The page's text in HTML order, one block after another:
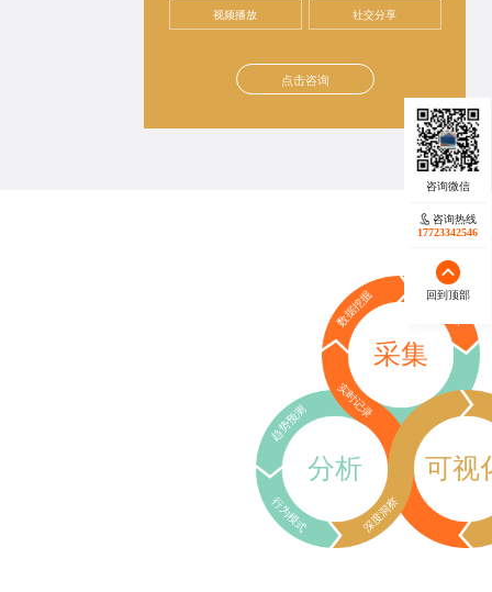
视频播放 社交分享
点击咨询
采集
数据挖掘 行为追踪
实时记录
分析
趋势预测
行为模式 深度洞察
可视
咨询热线
17723342546
回到顶部